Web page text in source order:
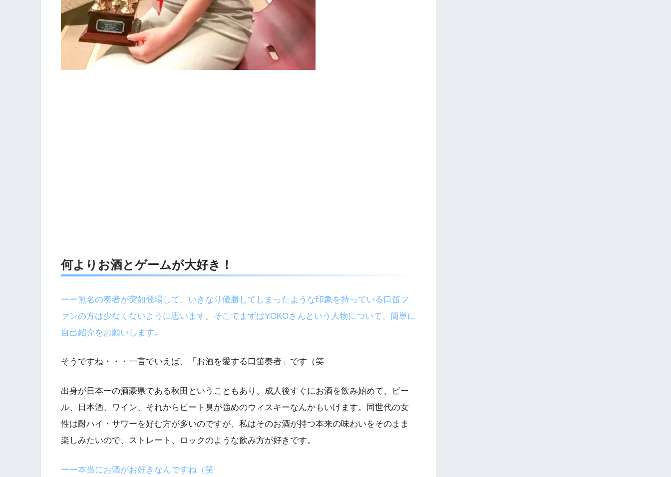
何よりお酒とゲームが大好き！
ーー無名の奏者が突如登場して、いきなり優勝してしまったような印象を持っている口笛フ
ァンの方は少なくないように思います。そこでまずはYOKOさんという人物について、簡単に
自己紹介をお願いします。
そうですね・・・一言でいえば、「お酒を愛する口笛奏者」です（笑
出身が日本一の酒豪県である秋田ということもあり、成人後すぐにお酒を飲み始めて、ビー
ル、日本酒、ワイン、それからピート臭が強めのウィスキーなんかもいけます。同世代の女
性は酎ハイ・サワーを好む方が多いのですが、私はそのお酒が持つ本来の味わいをそのまま
楽しみたいので、ストレート、ロックのような飲み方が好きです。
ーー本当にお酒がお好きなんですね（笑